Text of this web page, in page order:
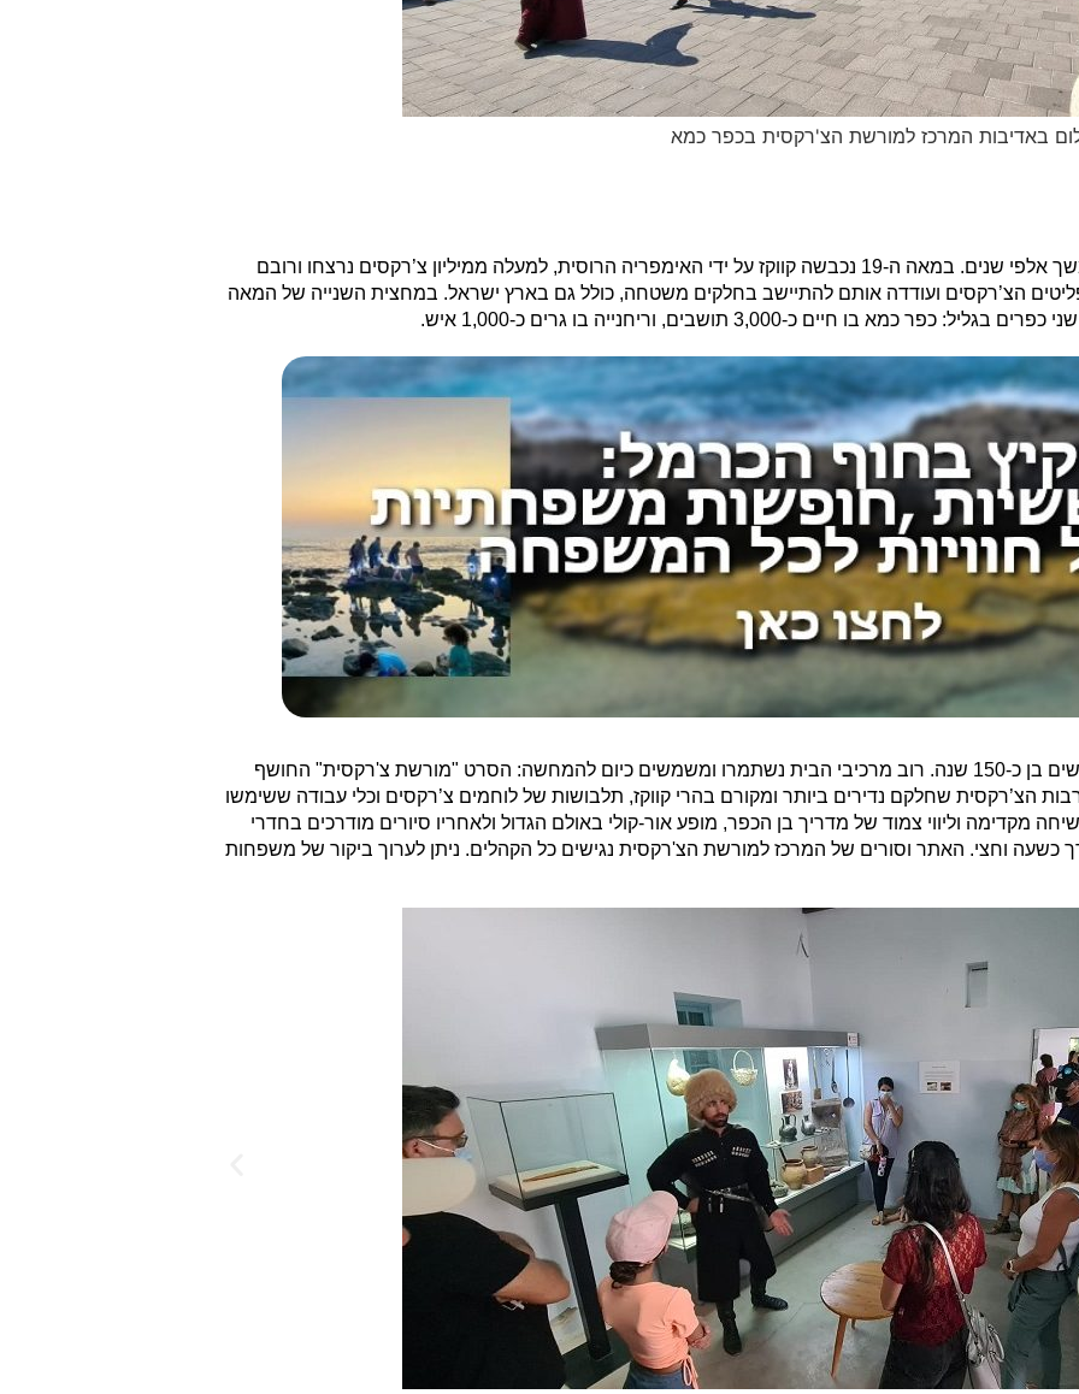
באדיבות המרכז למורשת הצ'רקסית בכפר כמא
מקורם של הצ’רקסים בהרים של צפון מערב קווקז, שם חיו במשך אלפי שנים. במאה ה-19 נכבשה קווקז על ידי האימפריה הרוסית, למעלה ממיליון צ’רקסים נרצחו ורובם
הצ’רקסים ועודדה אותם להתיישב בחלקים משטחה, כולל גם בארץ ישראל. במחצית השנייה של המאה
המוזיאון הצ’רקסי הרשמי של כפר כמא שוכן בבניין אותנטי מרשים בן כ-150 שנה. רוב מרכיבי הבית נשתמרו ומשמשים כיום להמחשה: הסרט "מורשת צ'רקסית" החושף
הצ’רקסית שחלקם נדירים ביותר ומקורם בהרי קווקז, תלבושות של לוחמים צ’רקסים וכלי עבודה ששימשו
וליווי צמוד של מדריך בן הכפר, מופע אור-קולי באולם הגדול ולאחריו סיורים מודרכים בחדרי
כשעה וחצי. האתר וסורים של המרכז למורשת הצ'רקסית נגישים כל הקהלים. ניתן לערוך ביקור של משפחות